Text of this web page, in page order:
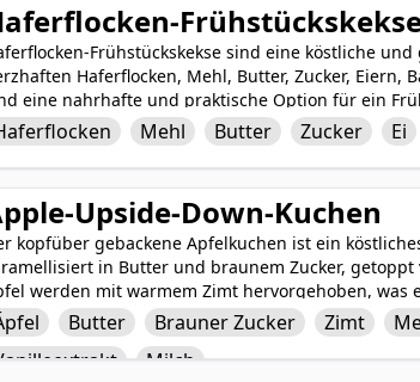
Frühstückskekse sind eine köstliche
Haferflocken, Mehl, Butter, Zucker, Eiern,
eine nahrhafte und praktische Option für ein
jeder Tageszeit. Die Haferflocken liefern
ein gemütliches Aroma hinzufügt. Gebacken
aus Süße und gesunder Güte, die
Mehl Butter Zucker Ei
Upside-Down-Kuchen
kopfüber gebackene Apfelkuchen ist ein
in Butter und braunem Zucker,
werden mit warmem Zimt hervorgehoben, was
Kuchenteig, hergestellt aus Mehl, Backpulver,
Perfektion, umhüllend die süße
mit den Äpfeln oben und dem Kuchen
Butter Brauner Zucker Zimt
Milch